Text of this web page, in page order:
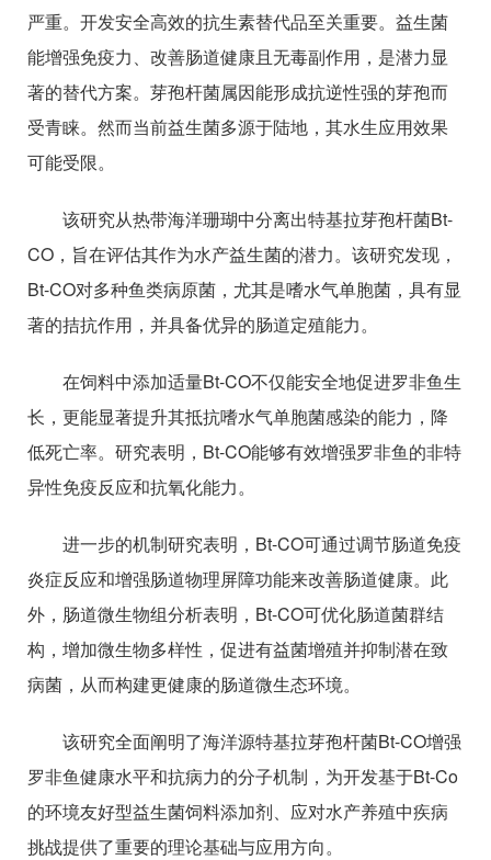
严重。开发安全高效的抗生素替代品至关重要。益生菌
能增强免疫力、改善肠道健康且无毒副作用，是潜力显
著的替代方案。芽孢杆菌属因能形成抗逆性强的芽孢而
受青睐。然而当前益生菌多源于陆地，其水生应用效果
可能受限。
该研究从热带海洋珊瑚中分离出特基拉芽孢杆菌Bt-
CO，旨在评估其作为水产益生菌的潜力。该研究发现，
Bt-CO对多种鱼类病原菌，尤其是嗜水气单胞菌，具有显
著的拮抗作用，并具备优异的肠道定殖能力。
在饲料中添加适量Bt-CO不仅能安全地促进罗非鱼生
长，更能显著提升其抵抗嗜水气单胞菌感染的能力，降
低死亡率。研究表明，Bt-CO能够有效增强罗非鱼的非特
异性免疫反应和抗氧化能力。
进一步的机制研究表明，Bt-CO可通过调节肠道免疫
炎症反应和增强肠道物理屏障功能来改善肠道健康。此
外，肠道微生物组分析表明，Bt-CO可优化肠道菌群结
构，增加微生物多样性，促进有益菌增殖并抑制潜在致
病菌，从而构建更健康的肠道微生态环境。
该研究全面阐明了海洋源特基拉芽孢杆菌Bt-CO增强
罗非鱼健康水平和抗病力的分子机制，为开发基于Bt-Co
的环境友好型益生菌饲料添加剂、应对水产养殖中疾病
挑战提供了重要的理论基础与应用方向。